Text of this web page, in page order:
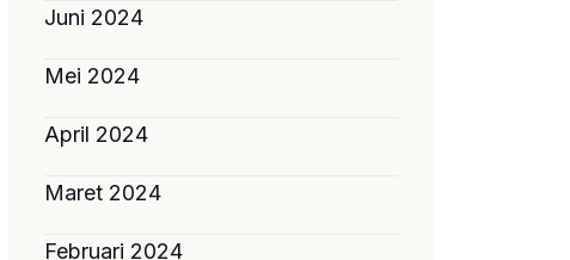
Juni 2024
Mei 2024
April 2024
Maret 2024
Februari 2024